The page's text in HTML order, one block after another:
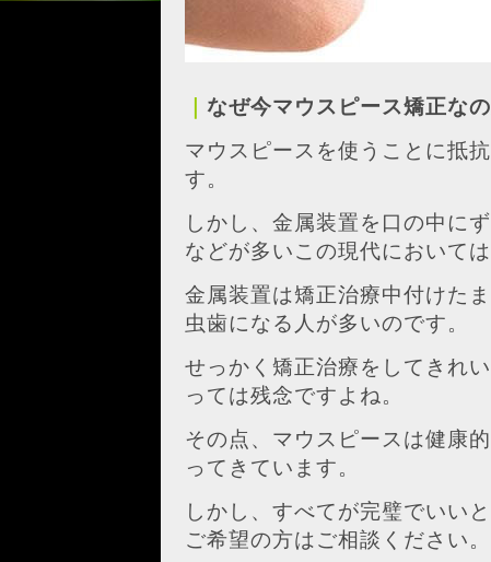
なぜ今マウスピース矯正な
マウスピースを使うことに抵
す。
しかし、金属装置を口の中に
などが多いこの現代において
金属装置は矯正治療中付けた
虫歯になる人が多いのです。
せっかく矯正治療をしてきれ
っては残念ですよね。
その点、マウスピースは健康
ってきています。
しかし、すべてが完璧でいい
ご希望の方はご相談ください。